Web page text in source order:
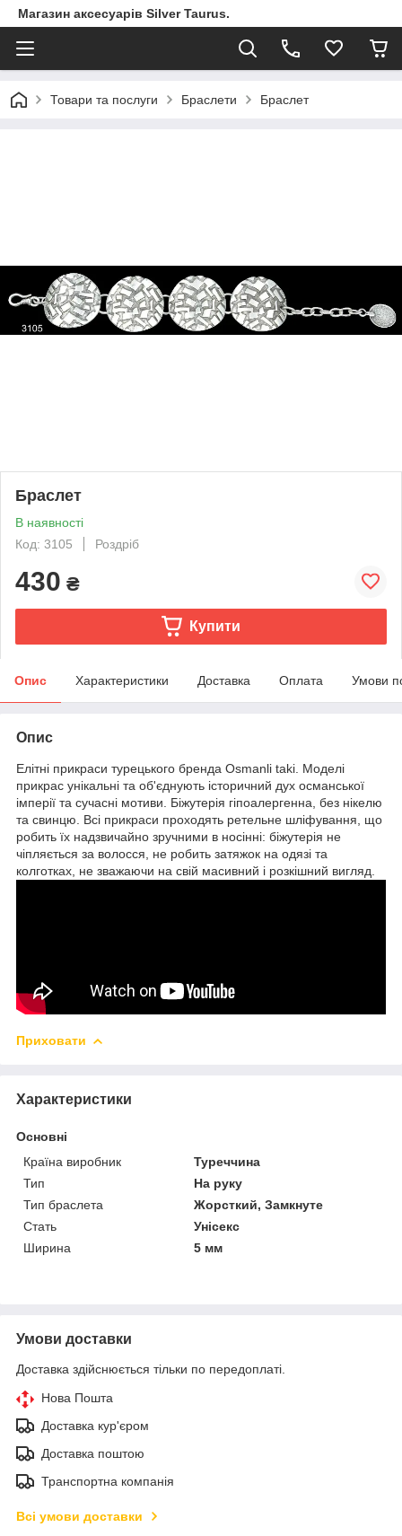
Магазин аксесуарів Silver Taurus.
Товари та послуги Браслети Браслет
Браслет
В наявності
Код: 3105
Роздріб
430 ₴
Купити
Опис Характеристики Доставка Оплата Умови
Опис
Елітні прикраси турецького бренда Osmanli taki. Моделі
прикрас унікальні та об'єднують історичний дух османської
імперії та сучасні мотиви. Біжутерія гіпоалергенна, без нікелю
та свинцю. Всі прикраси проходять ретельне шліфування, що
робить їх надзвичайно зручними в носінні: біжутерія не
чіпляється за волосся, не робить затяжок на одязі та
колготках, не зважаючи на свій масивний і розкішний вигляд.
Приховати
Характеристики
Основні
Країна виробник
Туреччина
Тип
На руку
Тип браслета
Жорсткий, Замкнуте
Стать
Унісекс
Ширина
5 мм
Умови доставки
Доставка здійснюється тільки по передоплаті.
Нова Пошта
Доставка кур'єром
Доставка поштою
Транспортна компанія
Всі умови доставки